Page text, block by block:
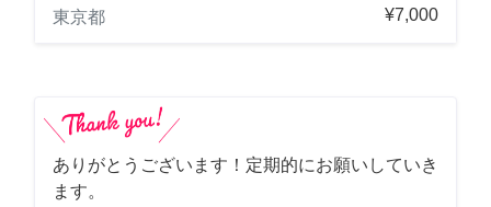
東京都
¥7,000
ありがとうございます！定期的にお願いしていき
ます。